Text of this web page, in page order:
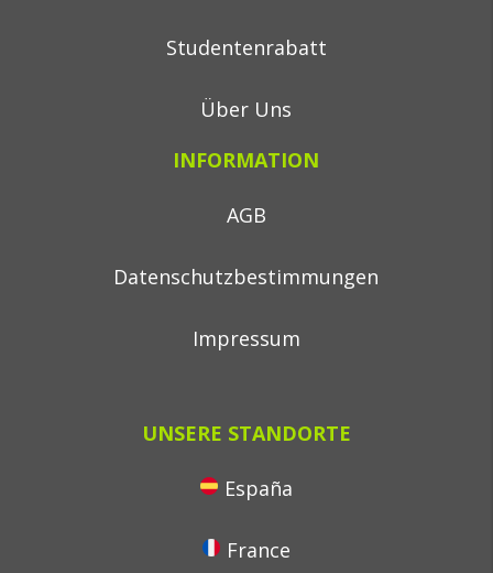
Studentenrabatt
Über Uns
INFORMATION
AGB
Datenschutzbestimmungen
Impressum
UNSERE STANDORTE
España
France